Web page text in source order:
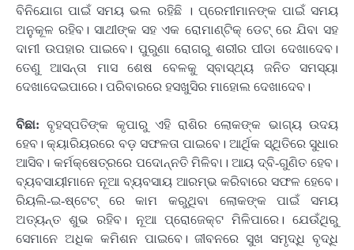
ବିନିଯୋଗ ପାଇଁ ସମୟ ଭଲ ରହିଛି । ପ୍ରେମୀମାନଙ୍କ ପାଇଁ ସମୟ
ଅନୁକୂଳ ରହିବ। ସାଥୀଙ୍କ ସହ ଏକ ରୋମାଣ୍ଟିକ୍ ଡେଟ୍ ରେ ଯିବା ସହ
ଦାମୀ ଉପହାର ପାଇବେ। ପୁରୁଣା ରୋଗରୁ ଶରୀର ପୀଡା ଦେଖାଦେବ।
ତେଣୁ ଆସନ୍ତା ମାସ ଶେଷ ବେଳକୁ ସ୍ବାସ୍ଥ୍ୟ ଜନିତ ସମସ୍ୟା
ଦେଖାଦେଇପାରେ। ପରିବାରରେ ହସଖୁସିର ମାହୋଲ ଦେଖାଦେବ।
ବିଛା: ବୃହସ୍ପତିଙ୍କ କୃପାରୁ ଏହି ରାଶିର ଲୋକଙ୍କ ଭାଗ୍ୟ ଉଦୟ
ହେବ। କ୍ୟାରିୟରରେ ବଡ଼ ସଫଳତା ପାଇବେ। ଆର୍ଥିକ ସ୍ଥିତିରେ ସୁଧାର
ଆସିବ। କର୍ମକ୍ଷେତ୍ରରେ ପଦୋନ୍ନତି ମିଳିବା। ଆୟ ଦ୍ବି-ଗୁଣିତ ହେବ।
ବ୍ୟବସାୟୀମାନେ ନୂଆ ବ୍ୟବସାୟ ଆରମ୍ଭ କରିବାରେ ସଫଳ ହେବେ।
ରିୟଲି-ଇ-ଷ୍ଟେଟ୍ ରେ କାମ କରୁଥିବା ଲୋକଙ୍କ ପାଇଁ ସମୟ
ଅତ୍ୟନ୍ତ ଶୁଭ ରହିବ। ନୂଆ ପ୍ରୋଜେକ୍ଟ ମିଳିପାରେ। ଯେଉଁଥିରୁ
ସେମାନେ ଅଧିକ କମିଶନ ପାଇବେ। ଜୀବନରେ ସୁଖ ସମୃଦ୍ଧି ବୃଦ୍ଧି